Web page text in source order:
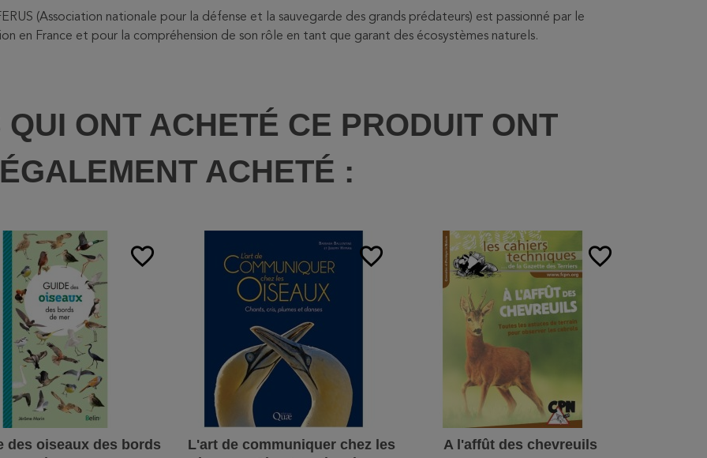
(Association nationale pour la défense et la sauvegarde des grands prédateurs) est passionné par le
en France et pour la compréhension de son rôle en tant que garant des écosystèmes naturels.
ONT ACHETÉ CE PRODUIT ONT
ÉGALEMENT ACHETÉ :
favorite_border
des oiseaux des bords
favorite_border
L'art de communiquer chez les
favorite_border
A l'affût des chevreuils